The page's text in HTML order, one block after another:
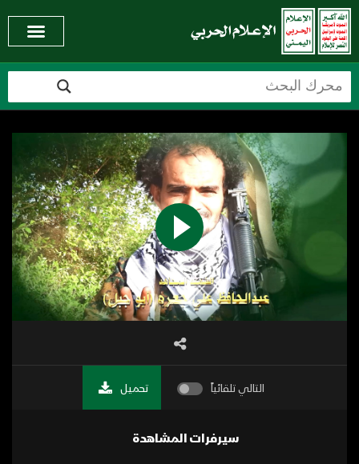
التالي تلقائياً تحميل
سيرفرات المشاهدة